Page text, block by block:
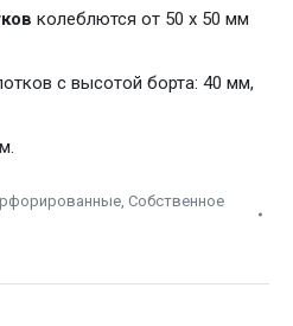
колеблются от 50 х 50 мм
с высотой борта: 40 мм,
, Собственное